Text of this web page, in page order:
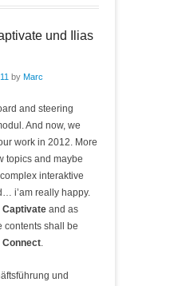
und Ilias
by Marc
and steering
And now, we
work in 2012. More
topics and maybe
interaktive
i’am really happy.
Captivate and as
contents shall be
Connect.
und